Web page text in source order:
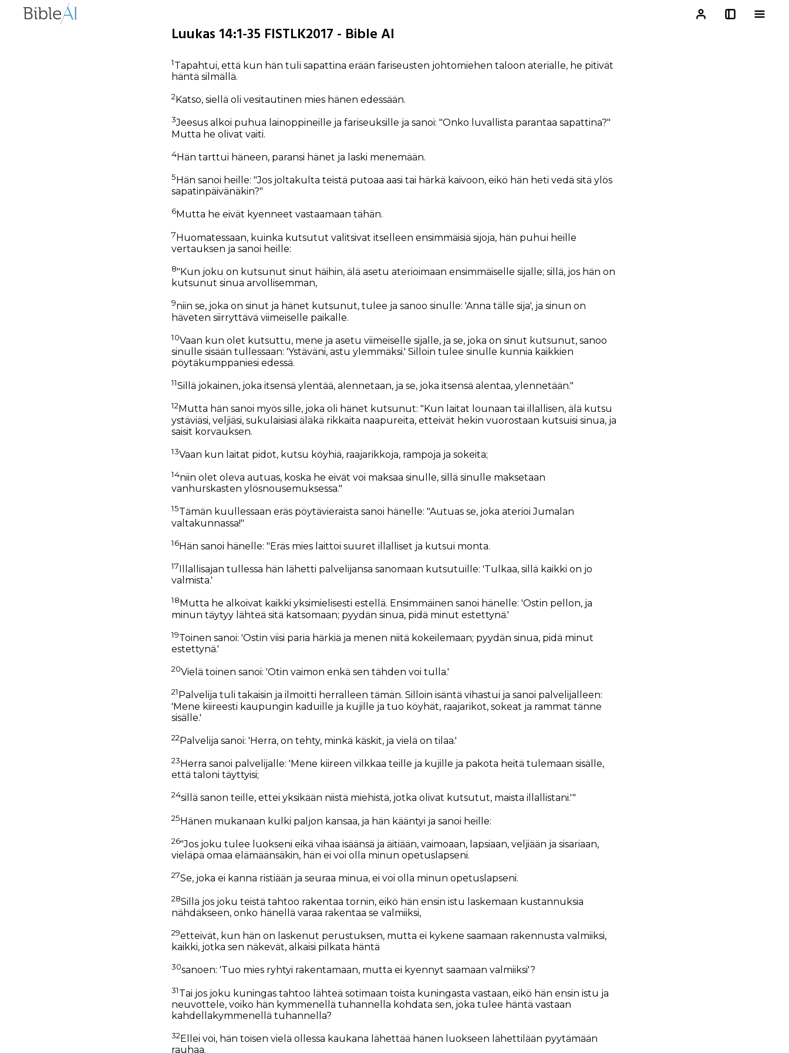
Luukas 14:1-35 FISTLK2017 - Bible AI
1Tapahtui, että kun hän tuli sapattina erään fariseusten johtomiehen taloon aterialle, he pitivät
häntä silmällä.
2 Katso, siellä oli vesitautinen mies hänen edessään.
3Jeesus alkoi puhua lainoppineille ja fariseuksille ja sanoi: "Onko luvallista parantaa sapattina?"
Mutta he olivat vaiti.
4Hän tarttui häneen, paransi hänet ja laski menemään.
5 Hän sanoi heille: "Jos joltakulta teistä putoaa aasi tai härkä kaivoon, eikö hän heti vedä sitä ylös
sapatinpäivänäkin?"
6Mutta he eivät kyenneet vastaamaan tähän.
7Huomatessaan, kuinka kutsutut valitsivat itselleen ensimmäisiä sijoja, hän puhui heille
vertauksen ja sanoi heille:
8"Kun joku on kutsunut sinut häihin, älä asetu aterioimaan ensimmäiselle sijalle; sillä, jos hän on
kutsunut sinua arvollisemman,
9niin se, joka on sinut ja hänet kutsunut, tulee ja sanoo sinulle: 'Anna tälle sija', ja sinun on
häveten siirryttävä viimeiselle paikalle.
10Vaan kun olet kutsuttu, mene ja asetu viimeiselle sijalle, ja se, joka on sinut kutsunut, sanoo
sinulle sisään tullessaan: 'Ystäväni, astu ylemmäksi.' Silloin tulee sinulle kunnia kaikkien
pöytäkumppaniesi edessä.
11Sillä jokainen, joka itsensä ylentää, alennetaan, ja se, joka itsensä alentaa, ylennetään."
12Mutta hän sanoi myös sille, joka oli hänet kutsunut: "Kun laitat lounaan tai illallisen, älä kutsu
ystäviäsi, veljiäsi, sukulaisiasi äläkä rikkaita naapureita, etteivät hekin vuorostaan kutsuisi sinua, ja
saisit korvauksen.
13Vaan kun laitat pidot, kutsu köyhiä, raajarikkoja, rampoja ja sokeita;
14niin olet oleva autuas, koska he eivät voi maksaa sinulle, sillä sinulle maksetaan
vanhurskasten ylösnousemuksessa."
15Tämän kuullessaan eräs pöytävieraista sanoi hänelle: "Autuas se, joka aterioi Jumalan
valtakunnassa!"
16Hän sanoi hänelle: "Eräs mies laittoi suuret illalliset ja kutsui monta.
17
Illallisajan tullessa hän lähetti palvelijansa sanomaan kutsutuille: 'Tulkaa, sillä kaikki on jo
valmista.'
18 Mutta he alkoivat kaikki yksimielisesti estellä. Ensimmäinen sanoi hänelle: 'Ostin pellon, ja
minun täytyy lähteä sitä katsomaan; pyydän sinua, pidä minut estettynä.'
19Toinen sanoi: 'Ostin viisi paria härkiä ja menen niitä kokeilemaan; pyydän sinua, pidä minut
estettynä.'
20Vielä toinen sanoi: 'Otin vaimon enkä sen tähden voi tulla.'
21 Palvelija tuli takaisin ja ilmoitti herralleen tämän. Silloin isäntä vihastui ja sanoi palvelijalleen:
'Mene kiireesti kaupungin kaduille ja kujille ja tuo köyhät, raajarikot, sokeat ja rammat tänne
sisälle.'
22Palvelija sanoi: 'Herra, on tehty, minkä käskit, ja vielä on tilaa.'
23 Herra sanoi palvelijalle: 'Mene kiireen vilkkaa teille ja kujille ja pakota heitä tulemaan sisälle,
että taloni täyttyisi;
24sillä sanon teille, ettei yksikään niistä miehistä, jotka olivat kutsutut, maista illallistani.'"
25Hänen mukanaan kulki paljon kansaa, ja hän kääntyi ja sanoi heille:
26"Jos joku tulee luokseni eikä vihaa isäänsä ja äitiään, vaimoaan, lapsiaan, veljiään ja sisariaan,
vieläpä omaa elämäänsäkin, hän ei voi olla minun opetuslapseni.
27Se, joka ei kanna ristiään ja seuraa minua, ei voi olla minun opetuslapseni.
28Sillä jos joku teistä tahtoo rakentaa tornin, eikö hän ensin istu laskemaan kustannuksia
nähdäkseen, onko hänellä varaa rakentaa se valmiiksi,
29etteivät, kun hän on laskenut perustuksen, mutta ei kykene saamaan rakennusta valmiiksi,
kaikki, jotka sen näkevät, alkaisi pilkata häntä
30sanoen: 'Tuo mies ryhtyi rakentamaan, mutta ei kyennyt saamaan valmiiksi'?
31Tai jos joku kuningas tahtoo lähteä sotimaan toista kuningasta vastaan, eikö hän ensin istu ja
neuvottele, voiko hän kymmenellä tuhannella kohdata sen, joka tulee häntä vastaan
kahdellakymmenellä tuhannella?
32 Ellei voi, hän toisen vielä ollessa kaukana lähettää hänen luokseen lähettilään pyytämään
rauhaa.